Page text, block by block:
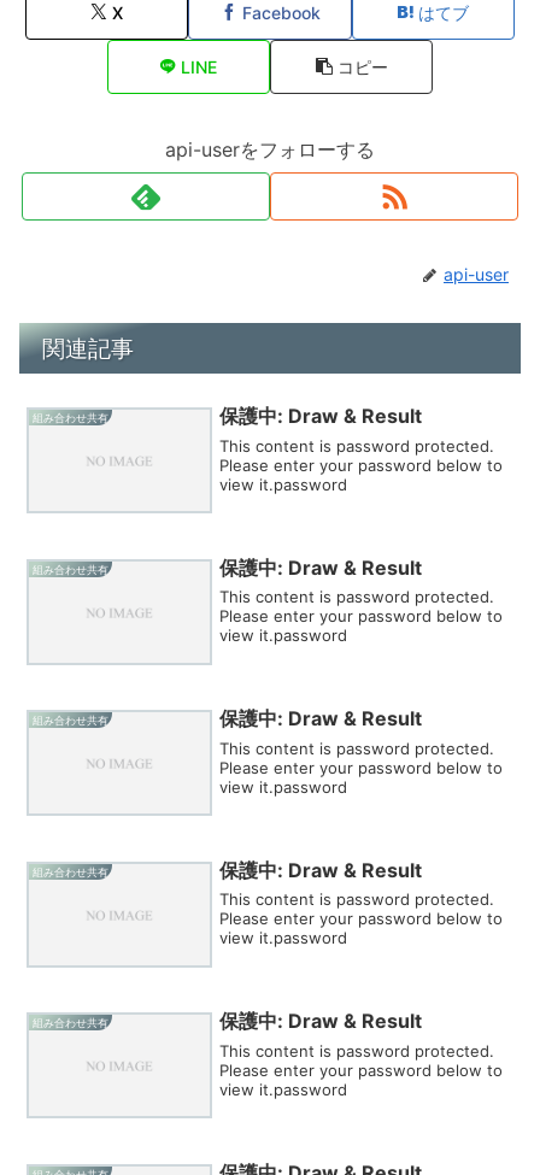
X Facebook はてブ
LINE コピー
api-userをフォローする
api-user
関連記事
組み合わせ共有 保護中: Draw & Result
This content is password protected.
Please enter your password below to
view it.password
組み合わせ共有 保護中: Draw & Result
This content is password protected.
Please enter your password below to
view it.password
組み合わせ共有 保護中: Draw & Result
This content is password protected.
Please enter your password below to
view it.password
組み合わせ共有 保護中: Draw & Result
This content is password protected.
Please enter your password below to
view it.password
組み合わせ共有 保護中: Draw & Result
This content is password protected.
Please enter your password below to
view it.password